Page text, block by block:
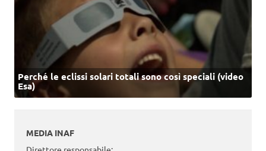
Perché le eclissi solari totali sono così speciali (video
Esa)
MEDIA INAF